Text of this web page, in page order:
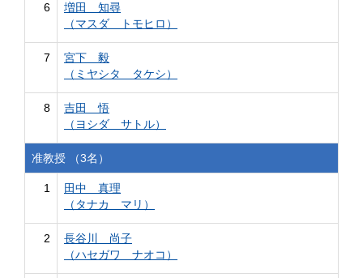
6
増田 知尋
（マスダ トモヒロ）
7
宮下 毅
（ミヤシタ タケシ）
8
吉田 悟
（ヨシダ サトル）
准教授 （3名）
1
田中 真理
（タナカ マリ）
2
長谷川 尚子
（ハセガワ ナオコ）